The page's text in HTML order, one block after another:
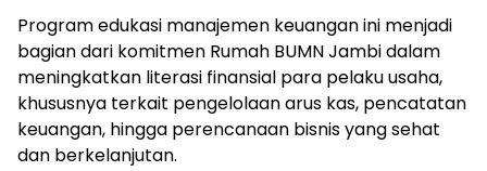
Program edukasi manajemen keuangan ini menjadi
bagian dari komitmen Rumah BUMN Jambi dalam
meningkatkan literasi finansial para pelaku usaha,
khususnya terkait pengelolaan arus kas, pencatatan
keuangan, hingga perencanaan bisnis yang sehat
dan berkelanjutan.